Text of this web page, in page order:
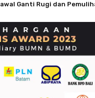
Saing Global Lewat